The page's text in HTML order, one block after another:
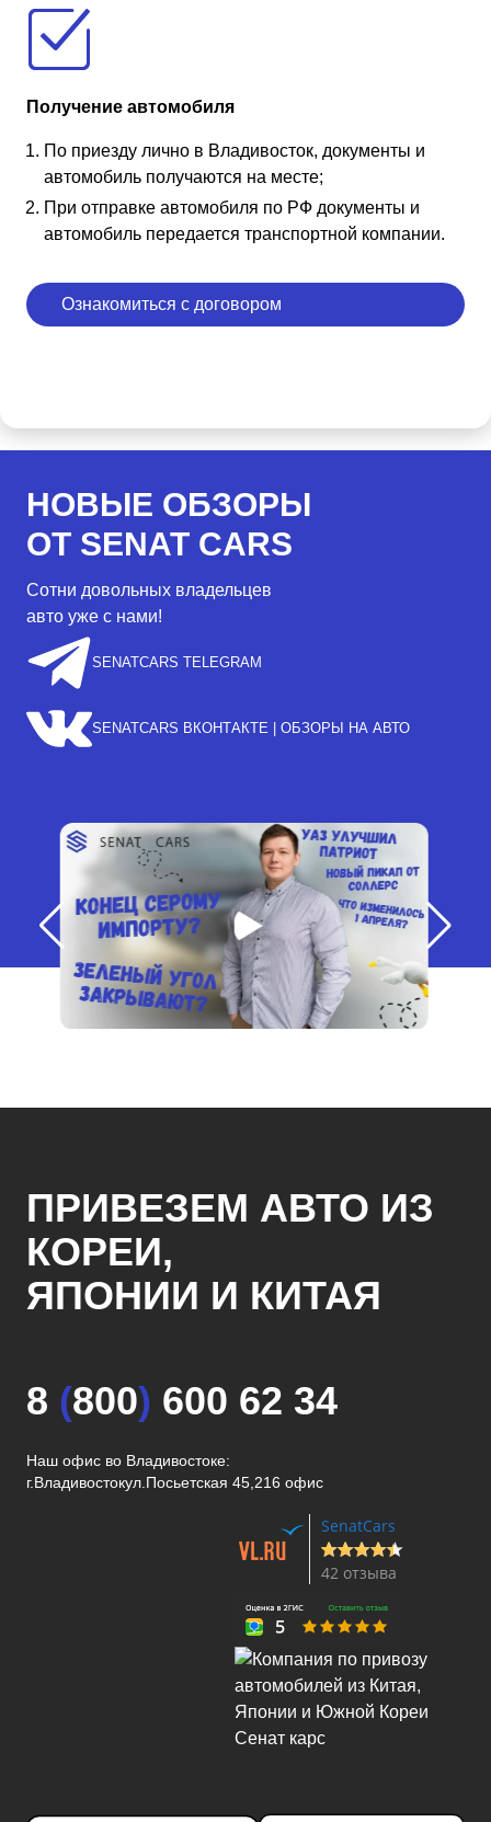
Получение автомобиля
По приезду лично в Владивосток, документы и
автомобиль получаются на месте;
При отправке автомобиля по РФ документы и
автомобиль передается транспортной компании.
Ознакомиться с договором
НОВЫЕ ОБЗОРЫ
ОТ SENAT CARS
Сотни довольных владельцев
авто уже с нами!
SENATCARS TELEGRAM
SENATCARS ВКОНТАКТЕ | ОБЗОРЫ НА АВТО
ПРИВЕЗЕМ АВТО ИЗ
КОРЕИ,
ЯПОНИИ И КИТАЯ
8 (800) 600 62 34
Наш офис во Владивостоке:
г.Владивостокул.Посьетская 45,216 офис
SenatCars
42 отзыва